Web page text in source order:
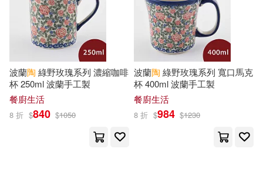
入間人間(12) 劉岳(12)
周洪宇(12)
寺井赤音(12) 張啟明(12)
張婉(12) 戴文奇（主編）(12)
復旦大學出版社(38)
灕江出版社(38)
現代出版社(38) 聯合文學(38)
波蘭陶 綠野玫瑰系列 濃縮咖啡
杯 250ml 波蘭手工製
餐廚生活
8 折 $840 $1050
波蘭陶 綠野玫瑰系列 寬口馬克
杯 400ml 波蘭手工製
餐廚生活
8 折 $984 $1230